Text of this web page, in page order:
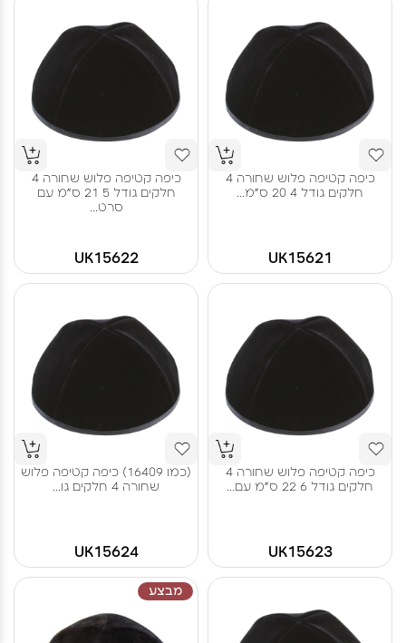
כיפה קטיפה פלוש שחורה 4
חלקים גודל 4 20 ס"מ...
UK15621
כיפה קטיפה פלוש שחורה 4
חלקים גודל 5 21 ס"מ עם
סרט...
UK15622
כיפה קטיפה פלוש שחורה 4
חלקים גודל 6 22 ס"מ עם...
UK15623
(כמו 16409) כיפה קטיפה פלוש
שחורה 4 חלקים גו...
UK15624
מבצע